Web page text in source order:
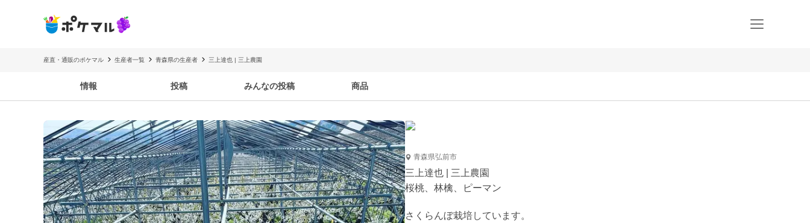
産直・通販のポケマル 生産者一覧 青森県の生産者 三上達也 | 三上農園
情報 投稿 みんなの投稿 商品
青森県弘前市
三上達也 | 三上農園
桜桃、林檎、ピーマン